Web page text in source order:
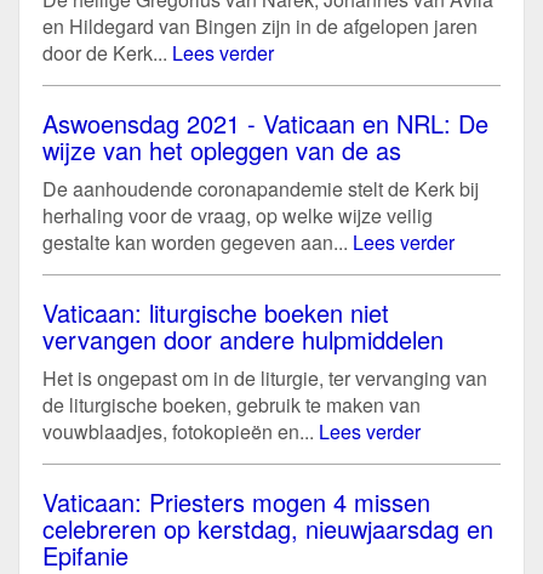
en Hildegard van Bingen zijn in de afgelopen jaren
door de Kerk... Lees verder
Aswoensdag 2021 - Vaticaan en NRL: De
wijze van het opleggen van de as
De aanhoudende coronapandemie stelt de Kerk bij
herhaling voor de vraag, op welke wijze veilig
gestalte kan worden gegeven aan... Lees verder
Vaticaan: liturgische boeken niet
vervangen door andere hulpmiddelen
Het is ongepast om in de liturgie, ter vervanging van
de liturgische boeken, gebruik te maken van
vouwblaadjes, fotokopieën en... Lees verder
Vaticaan: Priesters mogen 4 missen
celebreren op kerstdag, nieuwjaarsdag en
Epifanie